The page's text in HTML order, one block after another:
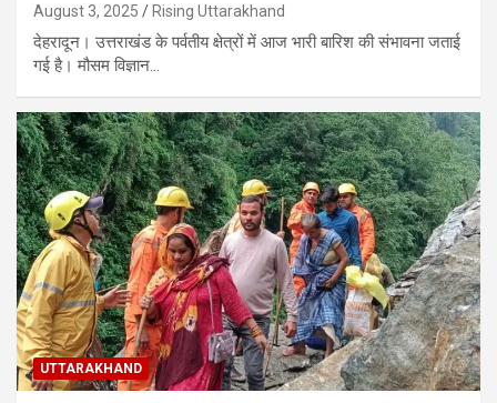
August 3, 2025 Rising Uttarakhand
देहरादून। उत्तराखंड के पर्वतीय क्षेत्रों में आज भारी बारिश की संभावना जताई
गई है। मौसम विज्ञान…
UTTARAKHAND